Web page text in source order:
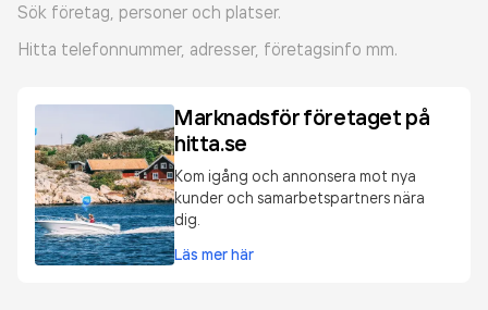
Sök företag, personer och platser.
Hitta telefonnummer, adresser, företagsinfo mm.
Marknadsför företaget på
hitta.se
Kom igång och annonsera mot nya
kunder och samarbetspartners nära
dig.
Läs mer här